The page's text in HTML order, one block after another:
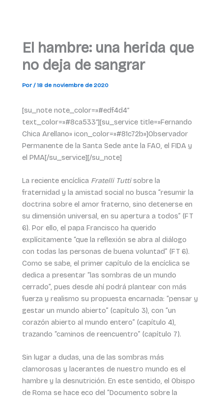
El hambre: una herida que
no deja de sangrar
Por /18 de noviembre de 2020
[su_note note_color=»#edf4d4″
text_color=»#8ca533″][su_service title=»Fernando
Chica Arellano» icon_color=»#81c72b»]Observador
Permanente de la Santa Sede ante la FAO, el FIDA y
el PMA[/su_service][/su_note]
La reciente encíclica Fratelli Tuttisobre la
fraternidad y la amistad social no busca “resumir la
doctrina sobre el amor fraterno, sino detenerse en
su dimensión universal, en su apertura a todos” (FT
6). Por ello, el papa Francisco ha querido
explícitamente “que la reflexión se abra al diálogo
con todas las personas de buena voluntad” (FT 6).
Como se sabe, el primer capítulo de la encíclica se
dedica a presentar “las sombras de un mundo
cerrado”, pues desde ahí podrá plantear con más
fuerza y realismo su propuesta encarnada: “pensar y
gestar un mundo abierto” (capítulo 3), con “un
corazón abierto al mundo entero” (capítulo 4),
trazando “caminos de reencuentro” (capítulo 7).
Sin lugar a dudas, una de las sombras más
clamorosas y lacerantes de nuestro mundo es el
hambre y la desnutrición. En este sentido, el Obispo
de Roma se hace eco del “Documento sobre la